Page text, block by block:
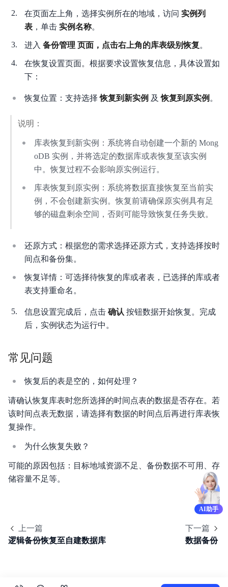
在页面左上角，选择实例所在的地域，访问 实例列
表 ，单击 实例名称。
进入 备份管理 页面，点击右上角的库表级别恢复。
在恢复设置页面。根据要求设置恢复信息，具体设置如
下：
恢复位置：支持选择恢复到新实例 及恢复到原实例 。
说明：
库表恢复到新实例：系统将自动创建一个新的 Mong
oDB 实例，并将选定的数据库或表恢复至该实例
中。恢复过程不会影响原实例运行。
库表恢复到原实例：系统将数据直接恢复至当前实
例，不会创建新实例。恢复前请确保原实例具有足
够的磁盘剩余空间，否则可能导致恢复任务失败。
还原方式：根据您的需求选择还原方式，支持选择按时
间点和备份集。
恢复详情：可选择待恢复的库或者表，已选择的库或者
表支持重命名。
信息设置完成后，点击 确认 按钮数据开始恢复。完成
后，实例状态为运行中。
常见问题
恢复后的表是空的，如何处理？
请确认恢复库表时您所选择的时间点表的数据是否存在。若
该时间点表无数据，请选择有数据的时间点后再进行库表恢
复操作。
为什么恢复失败？
可能的原因包括：目标地域资源不足、备份数据不可用、存
储容量不足等。
上一篇
逻辑备份恢复至自建数据库
下一篇
数据备份
AI助手